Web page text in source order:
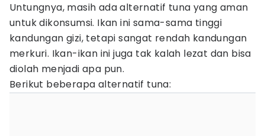
Untungnya, masih ada alternatif tuna yang aman
untuk dikonsumsi. Ikan ini sama-sama tinggi
kandungan gizi, tetapi sangat rendah kandungan
merkuri. Ikan-ikan ini juga tak kalah lezat dan bisa
diolah menjadi apa pun.
Berikut beberapa alternatif tuna: